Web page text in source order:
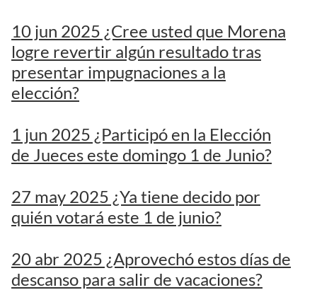
10 jun 2025 ¿Cree usted que Morena
logre revertir algún resultado tras
presentar impugnaciones a la
elección?
1 jun 2025 ¿Participó en la Elección
de Jueces este domingo 1 de Junio?
27 may 2025 ¿Ya tiene decido por
quién votará este 1 de junio?
20 abr 2025 ¿Aprovechó estos días de
descanso para salir de vacaciones?